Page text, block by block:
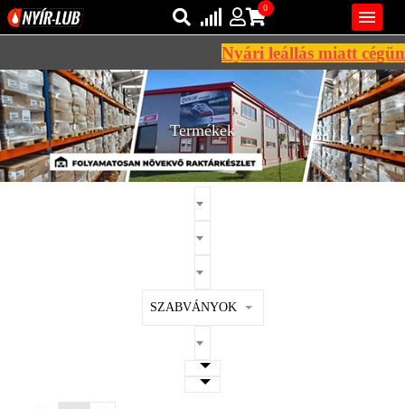
REGISZTRÁCIÓ

Bejelentkezés
Regisztráció
0
AZ ÖN KOSARA ÜRES
Nyári leállás miatt
Termékek
SZABVÁNYOK